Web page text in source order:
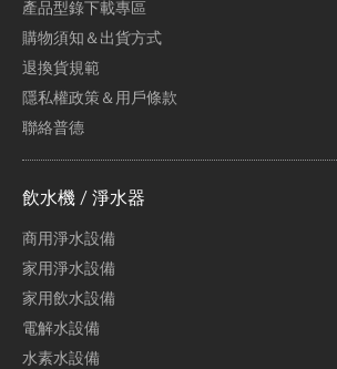
產品型錄下載專區
購物須知＆出貨方式
退換貨規範
隱私權政策＆用戶條款
聯絡普德
飲水機 / 淨水器
商用淨水設備
家用淨水設備
家用飲水設備
電解水設備
水素水設備